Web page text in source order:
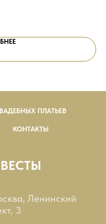
ПЛАТЬЕВ
КОНТАКТЫ
Ленинский
3